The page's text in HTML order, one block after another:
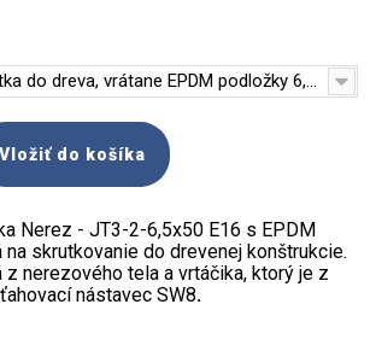
do dreva, vrátane EPDM podložky 6,5x50mm
Vložiť do košíka
Nerez - JT3-2-6,5x50 E16 s EPDM
skrutkovanie do drevenej konštrukcie.
z nerezového tela a vrtáčika, ktorý je z
nástavec SW8.